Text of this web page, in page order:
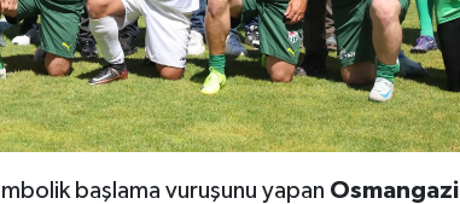
başlama vuruşunu yapan Osmangazi